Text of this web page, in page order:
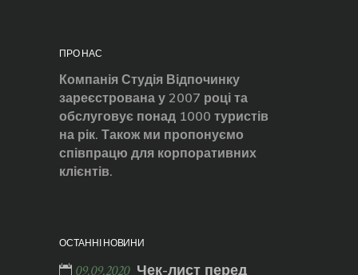
ПРО НАС
Компанія Студія Відпочинку
зареєстрована у 2007 році та
обслуговує понад 1000 туристів
на рік. Також ми пропонуємо
співпрацю для корпоративних
клієнтів.
ОСТАННІ НОВИНИ
09.09.2020 Чек-лист перед